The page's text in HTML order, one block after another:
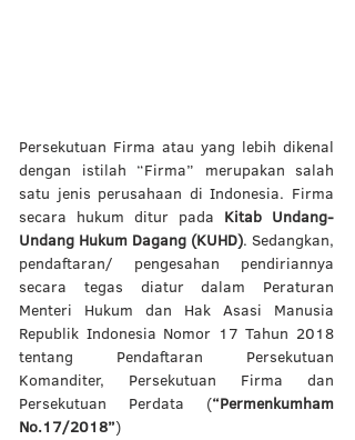
Persekutuan Firma atau yang lebih dikenal
dengan istilah “Firma” merupakan salah
satu jenis perusahaan di Indonesia. Firma
secara hukum ditur pada Kitab Undang-
Undang Hukum Dagang (KUHD). Sedangkan,
pendaftaran/ pengesahan pendiriannya
secara tegas diatur dalam Peraturan
Menteri Hukum dan Hak Asasi Manusia
Republik Indonesia Nomor 17 Tahun 2018
tentang Pendaftaran Persekutuan
Komanditer, Persekutuan Firma dan
Persekutuan Perdata (“Permenkumham
No.17/2018”)